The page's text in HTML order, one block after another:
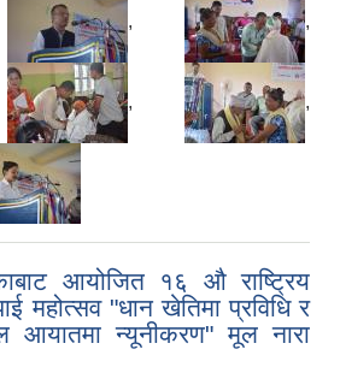
, ,
, ,
आयोजित १६ औ राष्ट्रिय
महोत्सव "धान खेतिमा प्रविधि र
आयातमा न्यूनीकरण" मूल नारा